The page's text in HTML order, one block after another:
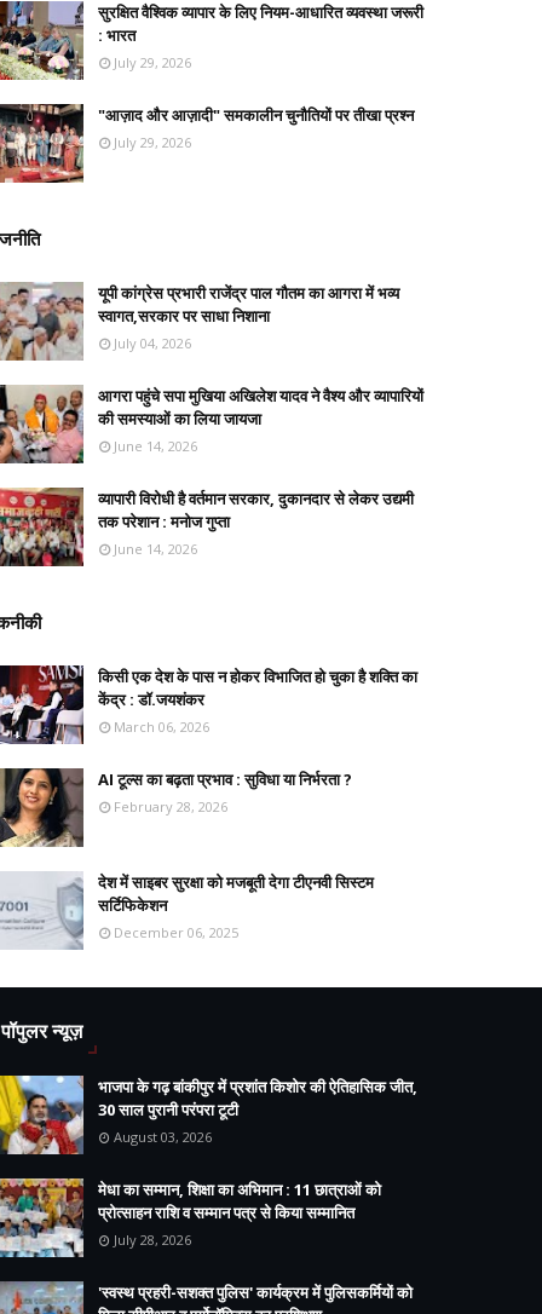
सुरक्षित वैश्विक व्यापार के लिए नियम-आधारित व्यवस्था जरूरी
: भारत
July 29, 2026
"आज़ाद और आज़ादी" समकालीन चुनौतियों पर तीखा प्रश्न
July 29, 2026
यूपी कांग्रेस प्रभारी राजेंद्र पाल गौतम का आगरा में भव्य
स्वागत,सरकार पर साधा निशाना
July 04, 2026
आगरा पहुंचे सपा मुखिया अखिलेश यादव ने वैश्य और व्यापारियों
की समस्याओं का लिया जायजा
June 14, 2026
व्यापारी विरोधी है वर्तमान सरकार, दुकानदार से लेकर उद्यमी
तक परेशान : मनोज गुप्ता
June 14, 2026
किसी एक देश के पास न होकर विभाजित हो चुका है शक्ति का
केंद्र : डॉ.जयशंकर
March 06, 2026
AI टूल्स का बढ़ता प्रभाव : सुविधा या निर्भरता ?
February 28, 2026
देश में साइबर सुरक्षा को मजबूती देगा टीएनवी सिस्टम
सर्टिफिकेशन
December 06, 2025
पॉपुलर न्यूज़
भाजपा के गढ़ बांकीपुर में प्रशांत किशोर की ऐतिहासिक जीत,
30 साल पुरानी परंपरा टूटी
August 03, 2026
मेधा का सम्मान, शिक्षा का अभिमान : 11 छात्राओं को
प्रोत्साहन राशि व सम्मान पत्र से किया सम्मानित
July 28, 2026
'स्वस्थ प्रहरी-सशक्त पुलिस' कार्यक्रम में पुलिसकर्मियों को